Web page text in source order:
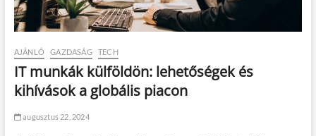
AJÁNLÓ GAZDASÁG TECH
IT munkák külföldön: lehetőségek és
kihívások a globális piacon
augusztus 22, 2024